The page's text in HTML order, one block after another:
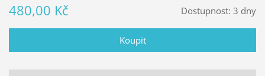
Dostupnost: 3 dny
480,00 Kč